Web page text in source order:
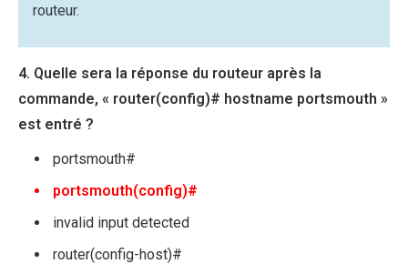
routeur.
4. Quelle sera la réponse du routeur après la
commande, « router(config)# hostname portsmouth »
est entré ?
portsmouth#
portsmouth(config)#
invalid input detected
router(config-host)#